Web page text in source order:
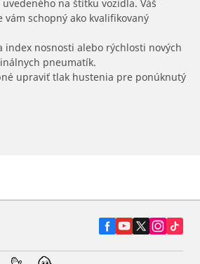
na štítku vozidla. Váš
schopný ako kvalifikovaný
index nosnosti alebo rýchlosti nových
pneumatík.
upraviť tlak hustenia pre ponúknutý